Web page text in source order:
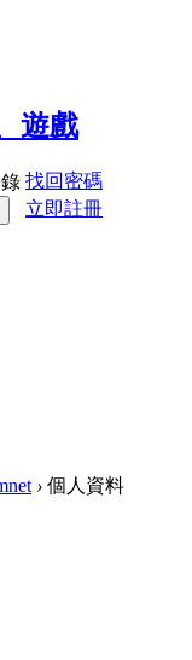
找回密碼
立即註冊
› 個人資料